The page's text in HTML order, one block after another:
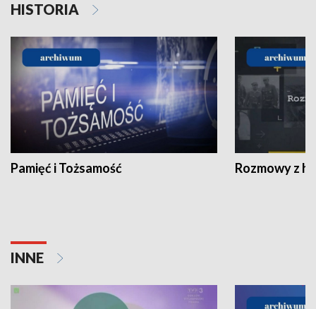
HISTORIA
Pamięć i Tożsamość Rozmowy z
INNE